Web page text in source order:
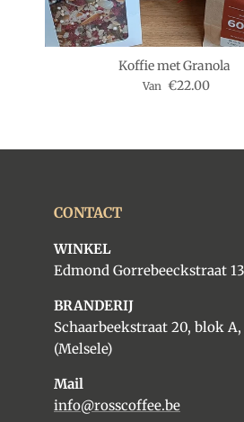
Koffie met Granola
Reguliere prijs
Van €22.00
CONTACT
WINKEL
Edmond Gorrebeeckstraat
BRANDERIJ
Schaarbeekstraat 20, blok
(Melsele)
Mail
info@rosscoffee.be